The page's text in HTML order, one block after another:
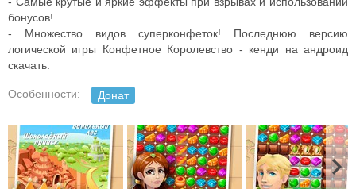
бонусов!
- Множество видов суперконфеток! Последнюю версию
логической игры Конфетное Королевство - кенди на андроид
скачать.
Особенности: Донат